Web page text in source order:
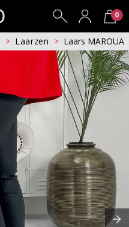
0
Laarzen Laars MAROUA